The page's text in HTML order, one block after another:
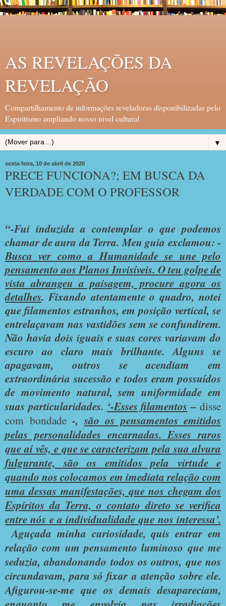
AS REVELAÇÕES DA
REVELAÇÃO
Compartilhamento de informações reveladoras disponibilizadas pelo
Espiritismo ampliando nosso nivel cultural
▼
sexta-feira, 10 de abril de 2020
PRECE FUNCIONA?; EM BUSCA DA
VERDADE COM O PROFESSOR
“-Fui induzida a contemplar o que podemos
chamar de aura da Terra. Meu guia exclamou: -
Busca ver como a Humanidade se une pelo
pensamento aos Planos Invisíveis. O teu golpe de
vista abrangeu a paisagem, procure agora os
detalhes. Fixando atentamente o quadro, notei
que filamentos estranhos, em posição vertical, se
entrelaçavam nas vastidões sem se confundirem.
Não havia dois iguais e suas cores variavam do
escuro ao claro mais brilhante. Alguns se
apagavam, outros se acendiam em
extraordinária sucessão e todos eram possuídos
de movimento natural, sem uniformidade em
suas particularidades. ‘-Esses filamentos –disse
com bondade-,são os pensamentos emitidos
pelas personalidades encarnadas. Esses raros
que aí vês, e que se caracterizam pela sua alvura
fulgurante, são os emitidos pela virtude e
quando nos colocamos em imediata relação com
uma dessas manifestações, que nos chegam dos
Espíritos da Terra, o contato direto se verifica
entre nós e a individualidade que nos interessa’.
Aguçada minha curiosidade, quis entrar em
relação com um pensamento luminoso que me
seduzia, abandonando todos os outros, que nos
circundavam, para só fixar a atenção sobre ele.
Afigurou-se-me que os demais desapareciam,